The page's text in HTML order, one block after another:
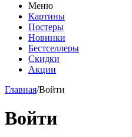
Меню
Картины
Постеры
Новинки
Бестселлеры
Скидки
Акции
Главная/Войти
Войти